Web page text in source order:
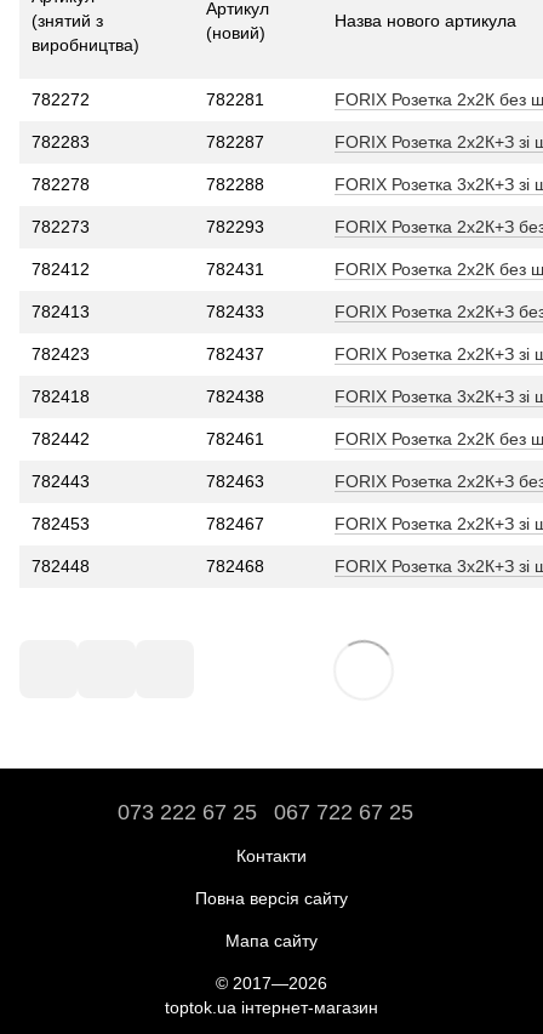
(знятий з
виробництва)
Артикул
(новий)
Назва нового артикула
782272 782281 FORIX Розетка 2x2К без
782283 782287 FORIX Розетка 2x2К+З зі
782278 782288 FORIX Розетка 3x2К+З зі
782273 782293 FORIX Розетка 2x2К+З
782412 782431 FORIX Розетка 2x2К без
782413 782433 FORIX Розетка 2x2К+З
782423 782437 FORIX Розетка 2x2К+З зі
782418 782438 FORIX Розетка 3x2К+З зі
782442 782461 FORIX Розетка 2x2К без
782443 782463 FORIX Розетка 2x2К+З
782453 782467 FORIX Розетка 2x2К+З зі
782448 782468 FORIX Розетка 3x2К+З зі
073 222 67 25 067 722 67 25
Контакти
Повна версія сайту
Мапа сайту
© 2017—2026
toptok.ua інтернет-магазин